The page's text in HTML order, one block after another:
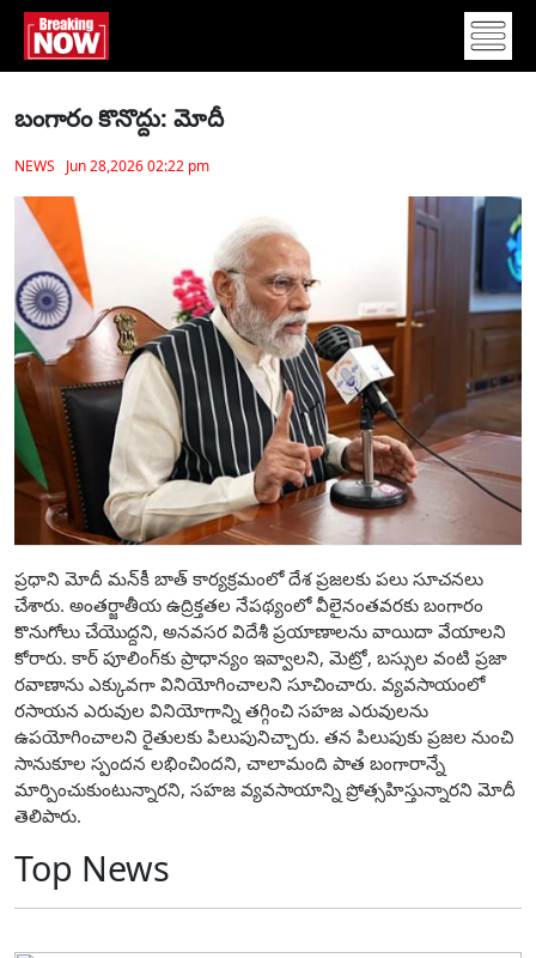
బంగారం కొనొద్దు: మోదీ
NEWS Jun 28,2026 02:22 pm
ప్రధాని మోదీ మన్‌కీ బాత్ కార్య‌క్ర‌మంలో దేశ ప్రజలకు పలు సూచనలు
చేశారు. అంతర్జాతీయ ఉద్రిక్తతల నేపథ్యంలో వీలైనంతవరకు బంగారం
కొనుగోలు చేయొద్దని, అనవసర విదేశీ ప్రయాణాలను వాయిదా వేయాలని
కోరారు. కార్ పూలింగ్‌కు ప్రాధాన్యం ఇవ్వాలని, మెట్రో, బస్సుల వంటి ప్రజా
రవాణాను ఎక్కువగా వినియోగించాలని సూచించారు. వ్యవసాయంలో
రసాయన ఎరువుల వినియోగాన్ని తగ్గించి సహజ ఎరువులను
ఉపయోగించాలని రైతులకు పిలుపునిచ్చారు. తన పిలుపుకు ప్రజల నుంచి
సానుకూల స్పందన లభించిందని, చాలామంది పాత బంగారాన్నే
మార్పించుకుంటున్నారని, సహజ వ్యవసాయాన్ని ప్రోత్సహిస్తున్నారని మోదీ
తెలిపారు.
Top News